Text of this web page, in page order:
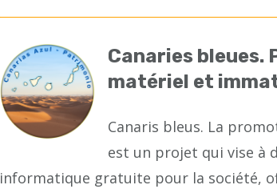
Canaries
matériel et
Canaris bleus. La
est un projet qui vise à
informatique gratuite pour la société,